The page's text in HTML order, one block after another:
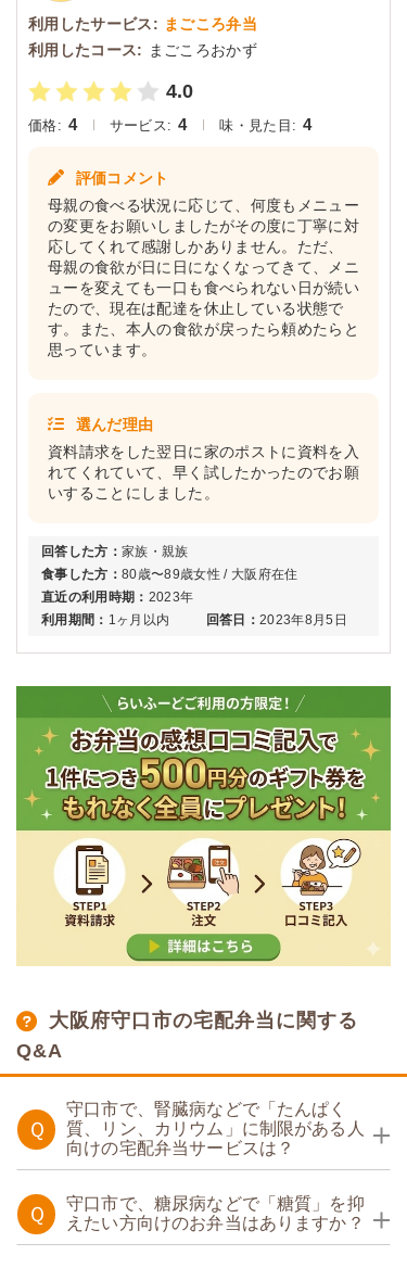
回答した方： 家族・親族
食事した方： 80歳〜89歳女性 / 大阪府在住
直近の利用時期： 2023年
利用期間： 1ヶ月以内 回答日： 2023年8月5日
利用したサービス: まごころ弁当
利用したコース: まごころおかず
4.0
価格: 4 サービス: 4 味・見た目: 4
評価コメント
母親の食べる状況に応じて、何度もメニュー
の変更をお願いしましたがその度に丁寧に対
応してくれて感謝しかありません。ただ、
母親の食欲が日に日になくなってきて、メニ
ューを変えても一口も食べられない日が続い
たので、現在は配達を休止している状態で
す。また、本人の食欲が戻ったら頼めたらと
思っています。
選んだ理由
資料請求をした翌日に家のポストに資料を入
れてくれていて、早く試したかったのでお願
いすることにしました。
大阪府守口市の宅配弁当に関する
Q&A
Ｑ
守口市で、腎臓病などで「たんぱく
質、リン、カリウム」に制限がある人
向けの宅配弁当サービスは？
Ｑ
守口市で、糖尿病などで「糖質」を抑
えたい方向けのお弁当はありますか？